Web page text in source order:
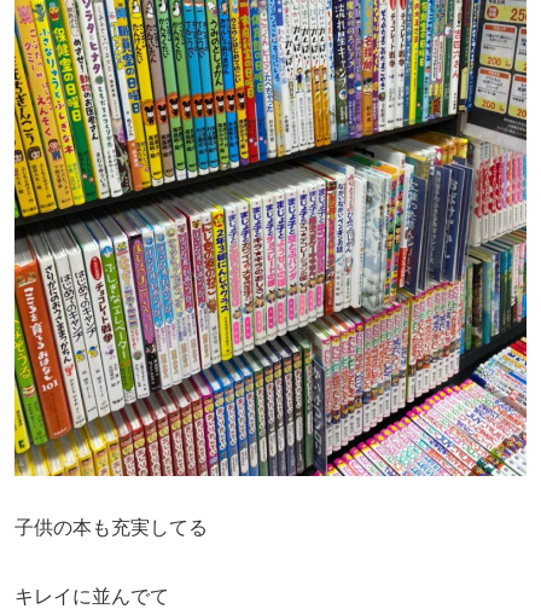
子供の本も充実してる
キレイに並んでて